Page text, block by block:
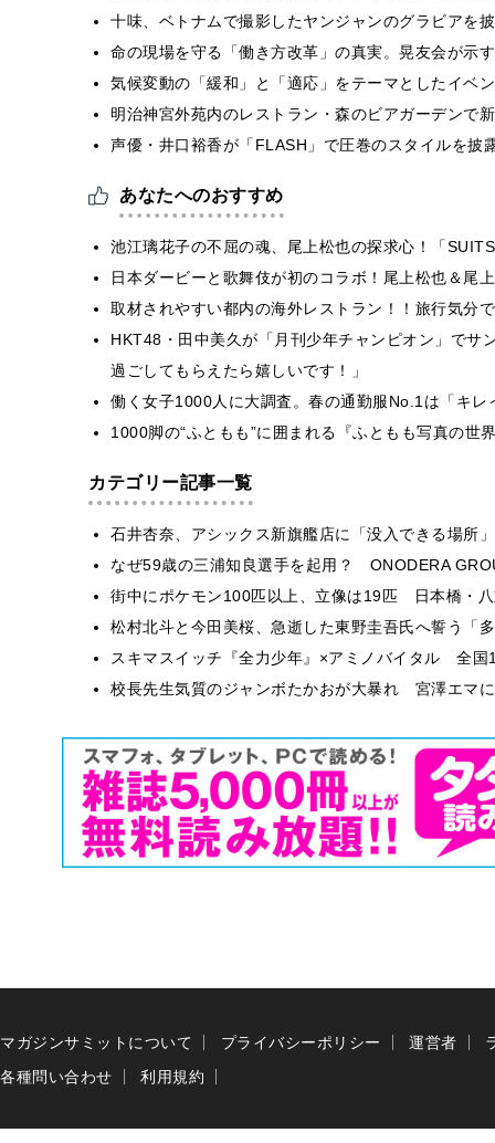
十味、ベトナムで撮影したヤンジャンのグラビアを
命の現場を守る「働き方改革」の真実。晃友会が示
気候変動の「緩和」と「適応」をテーマとしたイベ
明治神宮外苑内のレストラン・森のビアガーデンで
声優・井口裕香が「FLASH」で圧巻のスタイルを
あなたへのおすすめ
池江璃花子の不屈の魂、尾上松也の探求心！「
日本ダービーと歌舞伎が初のコラボ！尾上松也＆尾
取材されやすい都内の海外レストラン！！旅行気分
HKT48・田中美久が「月刊少年チャンピオン」でサ
過ごしてもらえたら嬉しいです！」
働く女子1000人に大調査。春の通勤服No.1は「キレ
1000脚の“ふともも”に囲まれる『ふともも写真の世
カテゴリー記事一覧
石井杏奈、アシックス新旗艦店に「没入できる場所
なぜ59歳の三浦知良選手を起用？ ONODERA
街中にポケモン100匹以上、立像は19匹 日本橋・
松村北斗と今田美桜、急逝した東野圭吾氏へ誓う「
スキマスイッチ『全力少年』×アミノバイタル 全国
校長先生気質のジャンボたかおが大暴れ 宮澤エマ
マガジンサミットについて プライバシーポリシー 運営者
各種問い合わせ
利用規約